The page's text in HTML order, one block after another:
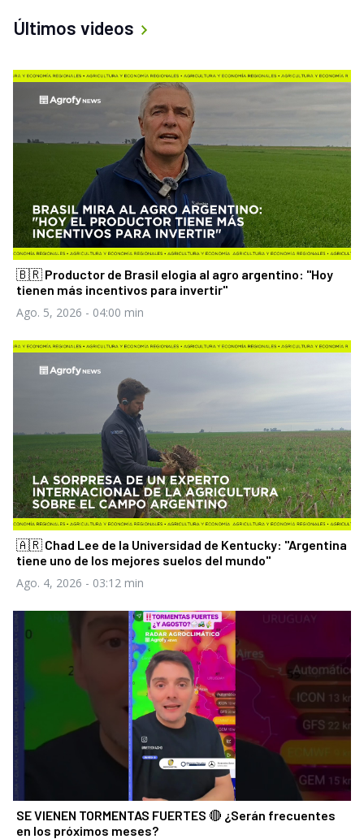
Últimos videos
🇧🇷 Productor de Brasil elogia al agro argentino: "Hoy
tienen más incentivos para invertir"
Ago. 5, 2026 - 04:00 min
🇦🇷 Chad Lee de la Universidad de Kentucky: "Argentina
tiene uno de los mejores suelos del mundo"
Ago. 4, 2026 - 03:12 min
SE VIENEN TORMENTAS FUERTES 🔴 ¿Serán frecuentes
en los próximos meses?